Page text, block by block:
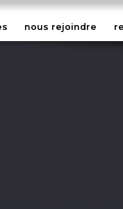
nous rejoindre